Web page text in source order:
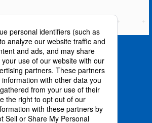
PAGE TOP